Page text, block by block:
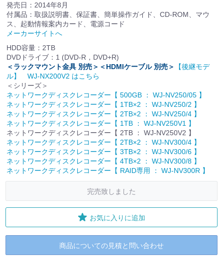
発売日：2014年8月
付属品：取扱説明書、保証書、簡単操作ガイド、CD-ROM、マウ
ス、起動情報案内カード、電源コード
メーカーサイトへ
HDD容量：2TB
DVDドライブ：1 (DVD-R，DVD+R)
＜ラックマウント金具 別売＞＜HDMIケーブル 別売＞
【後継モデ
ル】 WJ-NX200V2 はこちら
＜シリーズ＞
ネットワークディスクレコーダー【 500GB ： WJ-NV250/05 】
ネットワークディスクレコーダー【 1TB×2 ： WJ-NV250/2 】
ネットワークディスクレコーダー【 2TB×2 ： WJ-NV250/4 】
ネットワークディスクレコーダー【 1TB ： WJ-NV250V1 】
ネットワークディスクレコーダー【 2TB ： WJ-NV250V2 】
ネットワークディスクレコーダー【 2TB×2 ： WJ-NV300/4 】
ネットワークディスクレコーダー【 3TB×2 ： WJ-NV300/6 】
ネットワークディスクレコーダー【 4TB×2 ： WJ-NV300/8 】
ネットワークディスクレコーダー【 RAID専用 ： WJ-NV300R 】
完売致しました
お気に入りに追加
商品についての見積と問い合わせ